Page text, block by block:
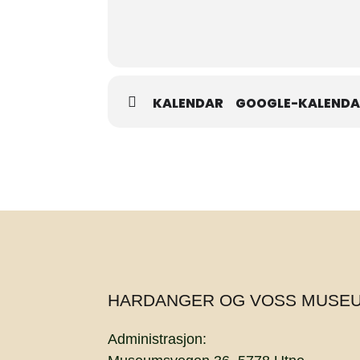
KALENDAR GOOGLE-
HARDANGER OG VOSS
Administrasjon: